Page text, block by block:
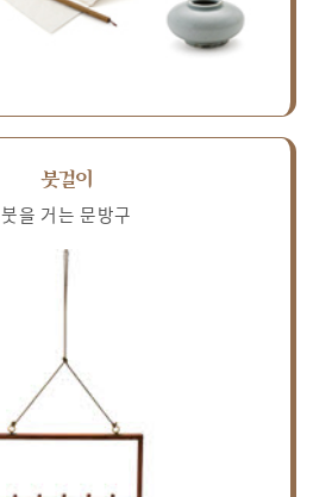
붓걸이
붓을 거는 문방구